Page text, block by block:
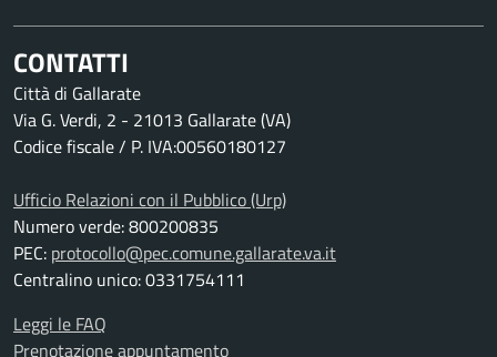
CONTATTI
Città di Gallarate
Via G. Verdi, 2 - 21013 Gallarate (VA)
Codice fiscale / P. IVA:00560180127
Ufficio Relazioni con il Pubblico (Urp)
Numero verde: 800200835
PEC: protocollo@pec.comune.gallarate.va.it
Centralino unico: 0331754111
Leggi le FAQ
Prenotazione appuntamento